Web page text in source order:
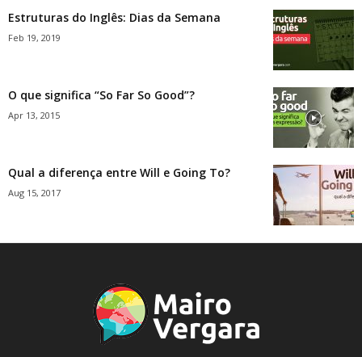
Estruturas do Inglês: Dias da Semana
Feb 19, 2019
O que significa “So Far So Good”?
Apr 13, 2015
Qual a diferença entre Will e Going To?
Aug 15, 2017